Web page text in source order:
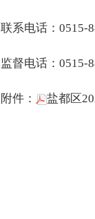
联系电话：0515-
监督电话：0515-
附件： 盐都区